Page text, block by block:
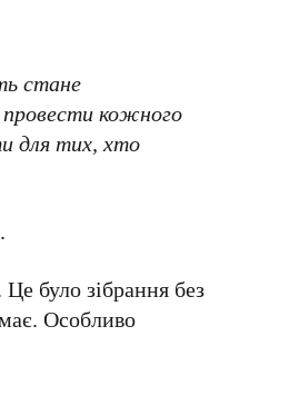
стане
кожного
для тих, хто
Це було зібрання без
Особливо